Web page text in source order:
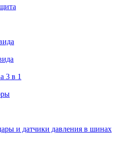
3 в 1
и датчики давления в шинах